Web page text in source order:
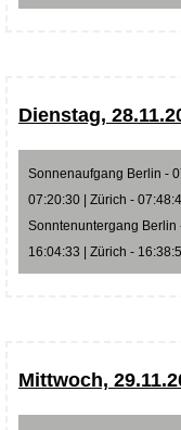
Dienstag,
Sonnenaufgang Berlin -
07:20:30 | Zürich -
Sonntenuntergang Berlin
16:04:33 | Zürich -
Mittwoch,